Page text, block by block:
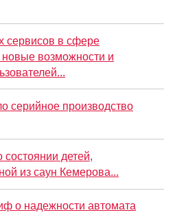
сервисов в сфере
возможности и
серийное производство
детей,
из саун Кемерова...
о надежности автомата